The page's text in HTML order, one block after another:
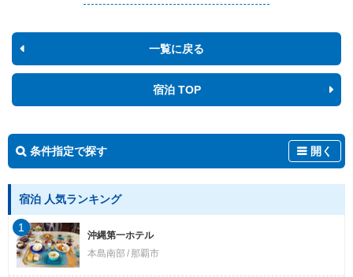
一覧に戻る
宿泊 TOP
条件指定で探す 開く
宿泊 人気ランキング
沖縄第一ホテル
本島南部
那覇市
1